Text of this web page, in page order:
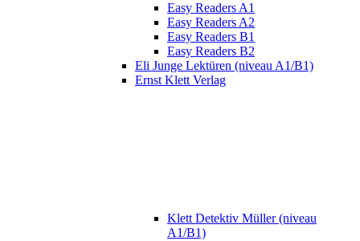
Easy Readers A1
Easy Readers A2
Easy Readers B1
Easy Readers B2
Eli Junge Lektüren (niveau A1/B1)
Ernst Klett Verlag
Klett Detektiv Müller (niveau
A1/B1)